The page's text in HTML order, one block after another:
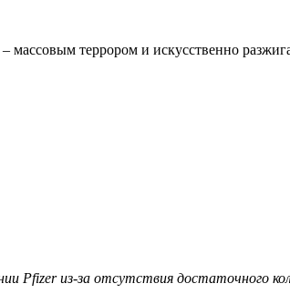
массовым террором и искусственно
Pfizer из-за отсутствия достаточного